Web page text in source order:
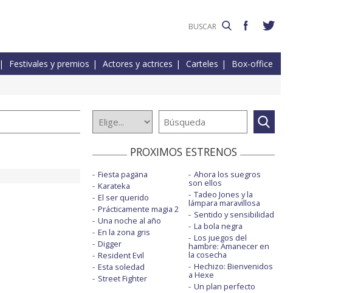
Festivales y premios Actores y actrices Carteles Box-office
PROXIMOS ESTRENOS
Fiesta pagäna
Karateka
El ser querido
Prácticamente magia 2
Una noche al año
En la zona gris
Digger
Resident Evil
Esta soledad
Street Fighter
Ahora los suegros
son ellos
Tadeo Jones y la
lámpara maravillosa
Sentido y sensibilidad
La bola negra
Los juegos del
hambre: Amanecer en
la cosecha
Hechizo: Bienvenidos
a Hexe
Un plan perfecto